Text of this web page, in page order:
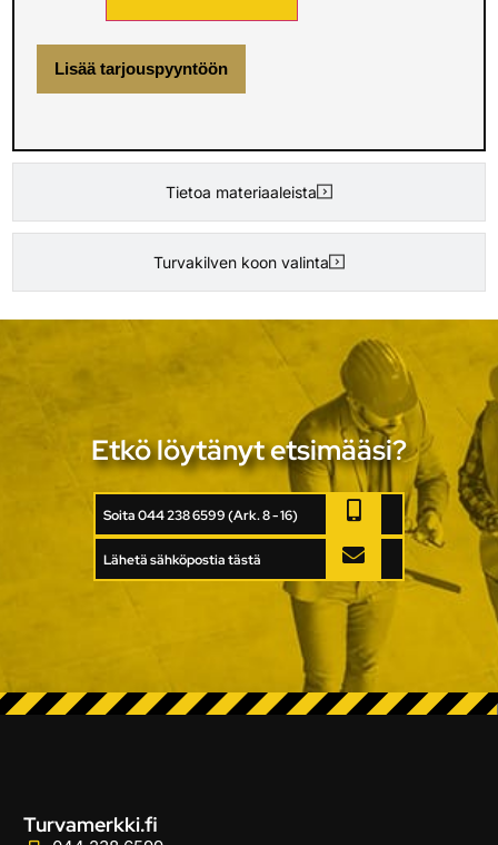
Tietoa materiaaleista
Turvakilven koon valinta
Lisää tarjouspyyntöön
Etkö löytänyt etsimääsi?
Soita 044 238 6599 (Ark. 8 - 16)
Lähetä sähköpostia tästä
Turvamerkki.fi